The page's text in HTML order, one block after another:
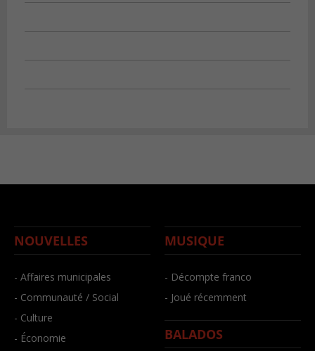
NOUVELLES
- Affaires municipales
- Communauté / Social
- Culture
- Économie
MUSIQUE
- Décompte franco
- Joué récemment
BALADOS